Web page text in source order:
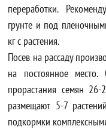
переработки.
грунте и под
кг с растения.
Посев на рассаду
на постоянное место.
прорастания семян
размещают 5-7
подкормки